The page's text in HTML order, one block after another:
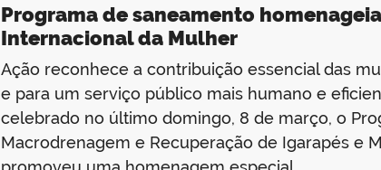
Programa de saneamento
Internacional da Mulher
Ação reconhece a contribuição essencial das
e para um serviço público mais humano e
celebrado no último domingo, 8 de março, o
Macrodrenagem e Recuperação de Igarapés e